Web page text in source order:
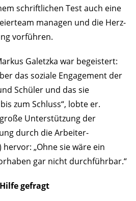
schriftlichen Test auch eine
managen und die Herz-
vorführen.
Galetzka war begeistert:
das soziale Engagement der
Schüler und das sie
zum Schluss“, lobte er.
Unterstützung der
durch die Arbeiter-
hervor: „Ohne sie wäre ein
gar nicht durchführbar.“
gefragt